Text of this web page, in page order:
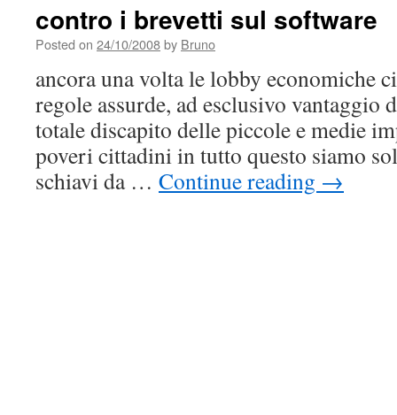
contro i brevetti sul software
Posted on 24/10/2008by Bruno
ancora una volta le lobby economiche
regole assurde, ad esclusivo vantaggio
totale discapito delle piccole e medie
poveri cittadini in tutto questo siamo
schiavi da … Continue reading →